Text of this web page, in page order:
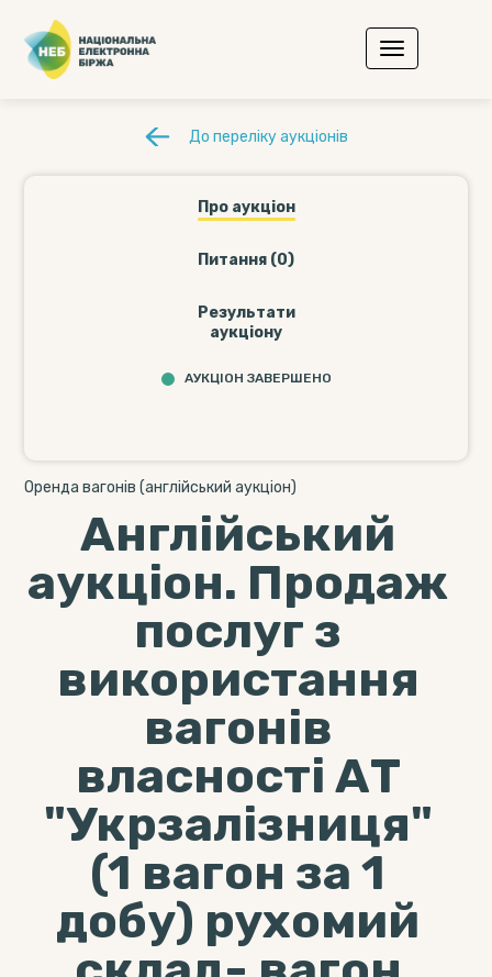
До переліку аукціонів
Про аукціон
Питання (0)
Результати
аукціону
АУКЦІОН ЗАВЕРШЕНО
Оренда вагонів (англійський аукціон)
Англійський
аукціон. Продаж
послуг з
використання
вагонів
власності АТ
"Укрзалізниця"
(1 вагон за 1
добу) рухомий